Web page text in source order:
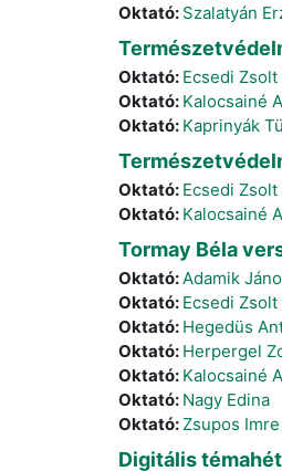
Oktató: Szalatyán
Oktató: Ecsedi Zsolt
Oktató: Kalocsainé
Oktató: Kaprinyák
Oktató: Ecsedi Zsolt
Oktató: Kalocsainé
Tormay Béla
Oktató: Adamik
Oktató: Ecsedi Zsolt
Oktató: Hegedüs
Oktató: Herpergel
Oktató: Kalocsainé
Oktató: Nagy Edina
Oktató:Zsupos Imre
Digitális témahét